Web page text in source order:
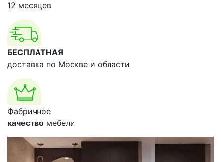
12 месяцев
БЕСПЛАТНАЯ
доставка по Москве и области
Фабричное
качество мебели